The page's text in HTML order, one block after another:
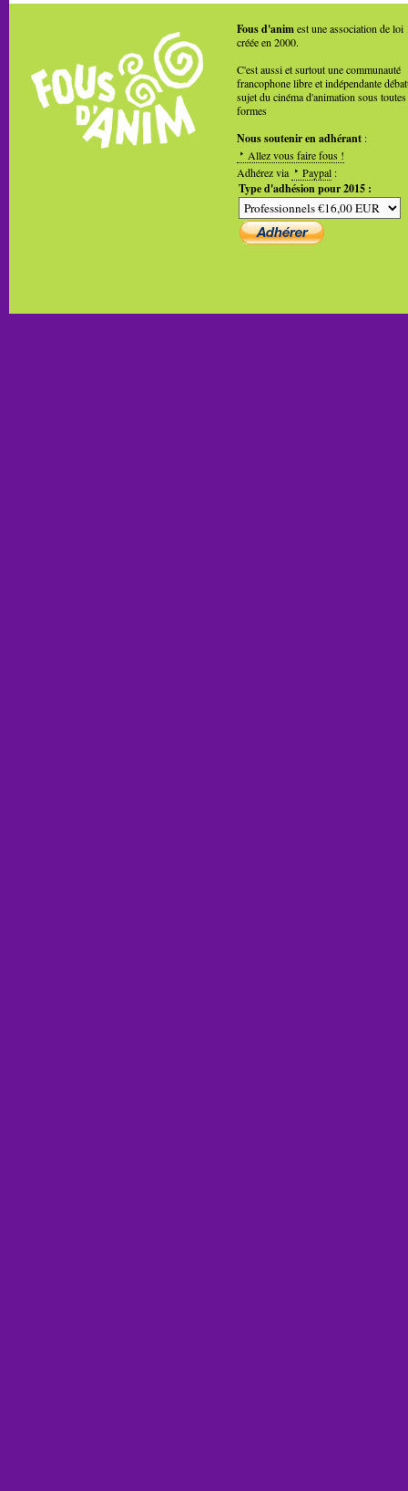
Fous d'animest une association de loi
créée en 2000.
C'est aussi et surtout une communauté
francophone libre et indépendante
sujet du cinéma d'animation sous toutes
formes
Nous soutenir en adhérant :
Allez vous faire fous !
Adhérez via
Paypal :
Type d'adhésion pour 2015 :